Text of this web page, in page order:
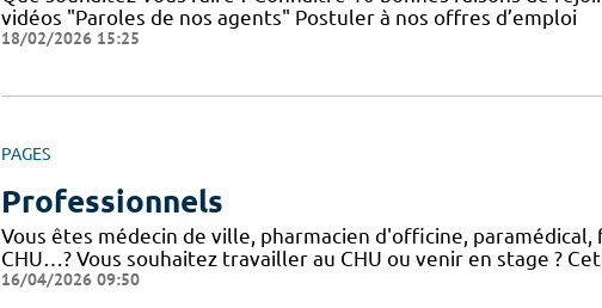
vidéos "Paroles de nos agents" Postuler à nos offres d’emploi
18/02/2026 15:25
PAGES
Professionnels
Vous êtes médecin de ville, pharmacien d'officine,
CHU…? Vous souhaitez travailler au CHU ou venir en stage ?
16/04/2026 09:50